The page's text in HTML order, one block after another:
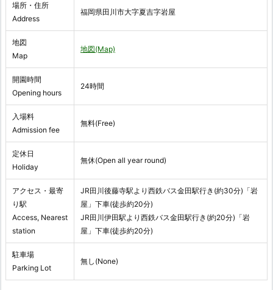
場所・住所
Address
福岡県田川市大字夏吉字岩屋
地図
Map
地図(Map)
開園時間
Opening hours
24時間
入場料
Admission fee
無料(Free)
定休日
Holiday
無休(Open all year round)
アクセス・最寄
り駅
Access, Nearest
station
JR田川後藤寺駅より西鉄バス金田駅行き(約30分)「岩
屋」下車(徒歩約20分)
JR田川伊田駅より西鉄バス金田駅行き(約20分)「岩
屋」下車(徒歩約20分)
駐車場
Parking Lot
無し(None)